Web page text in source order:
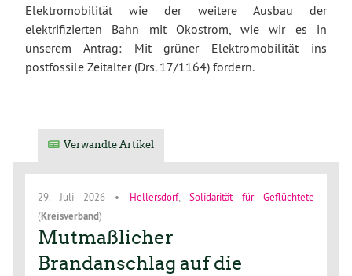
Elektromobilität wie der weitere Ausbau der
elektrifizierten Bahn mit Ökostrom, wie wir es in
unserem Antrag: Mit grüner Elektromobilität ins
postfossile Zeitalter (Drs. 17/1164) fordern.
Verwandte Artikel
29. Juli 2026 • Hellersdorf, Solidarität für Geflüchtete
(Kreisverband)
Mutmaßlicher
Brandanschlag auf die